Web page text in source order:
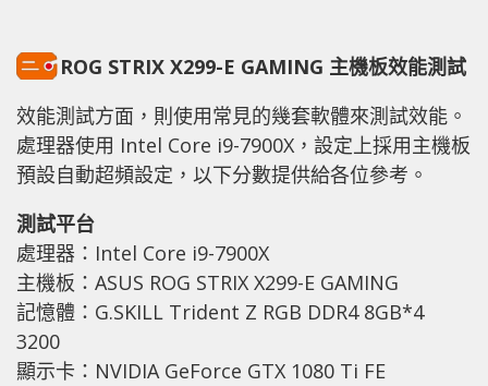
ROG STRIX X299-E GAMING 主機板效能測試
效能測試方面，則使用常見的幾套軟體來測試效能。
處理器使用 Intel Core i9-7900X，設定上採用主機板
預設自動超頻設定，以下分數提供給各位參考。
測試平台
處理器：Intel Core i9-7900X
主機板：ASUS ROG STRIX X299-E GAMING
記憶體：G.SKILL Trident Z RGB DDR4 8GB*4
3200
顯示卡：NVIDIA GeForce GTX 1080 Ti FE